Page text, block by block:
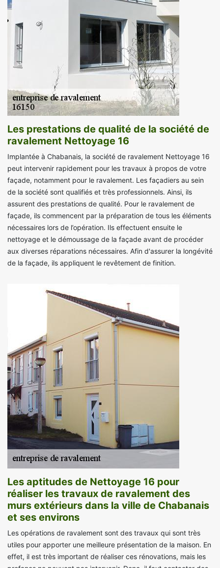
Les prestations de qualité de la société de
ravalement Nettoyage 16
Implantée à Chabanais, la société de ravalement Nettoyage 16
peut intervenir rapidement pour les travaux à propos de votre
façade, notamment pour le ravalement. Les façadiers au sein
de la société sont qualifiés et très professionnels. Ainsi, ils
assurent des prestations de qualité. Pour le ravalement de
façade, ils commencent par la préparation de tous les éléments
nécessaires lors de l’opération. Ils effectuent ensuite le
nettoyage et le démoussage de la façade avant de procéder
aux diverses réparations nécessaires. Afin d'assurer la longévité
de la façade, ils appliquent le revêtement de finition.
Les aptitudes de Nettoyage 16 pour
réaliser les travaux de ravalement des
murs extérieurs dans la ville de Chabanais
et ses environs
Les opérations de ravalement sont des travaux qui sont très
utiles pour apporter une meilleure présentation de la maison. En
effet, il est très important de réaliser ces rénovations, mais les